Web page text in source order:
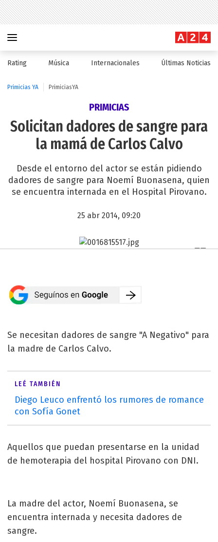
Rating Música Internacionales Últimas Noticias
Primicias YA PrimiciasYA
PRIMICIAS
Solicitan dadores de sangre para
la mamá de Carlos Calvo
Desde el entorno del actor se están pidiendo
dadores de sangre para Noemí Buonasena, quien
se encuentra internada en el Hospital Pirovano.
25 abr 2014, 09:20
Se necesitan dadores de sangre "A Negativo" para
la madre de Carlos Calvo.
LEÉ TAMBIÉN
Diego Leuco enfrentó los rumores de romance
con Sofía Gonet
Aquellos que puedan presentarse en la unidad
de hemoterapia del hospital Pirovano con DNI.
La madre del actor, Noemí Buonasena, se
encuentra internada y necesita dadores de
sangre.